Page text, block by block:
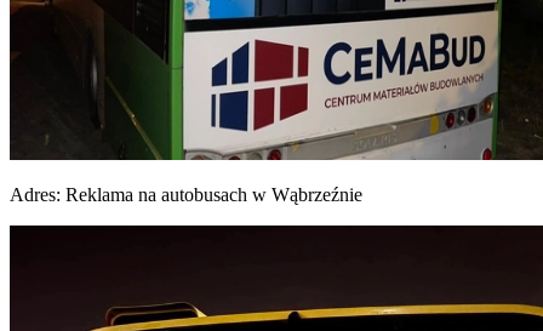
Adres: Reklama na autobusach w Wąbrzeźnie